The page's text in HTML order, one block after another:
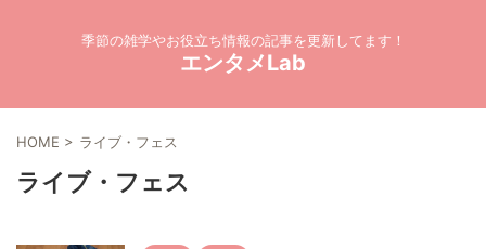
季節の雑学やお役立ち情報の記事を更新してます！
エンタメLab
HOME > ライブ・フェス
ライブ・フェス